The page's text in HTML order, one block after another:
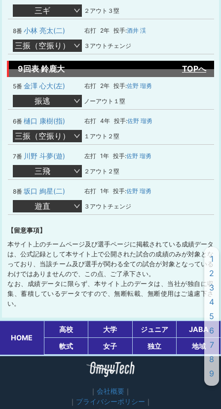
三ギ ２アウト３塁
8番 小林 亮太(二) 右打 2年 投手:酒井 渓
三振（空振り） ３アウトチェンジ
9回表 鈴鹿大 TOPへ
5番 金澤 心大(左) 右打 2年 投手:佐野 瑠勇
振逃 ノーアウト１塁
6番 樋口 康樹(指) 右打 4年 投手:佐野 瑠勇
三振（空振り） １アウト２塁
7番 川野 斗夢(遊) 左打 1年 投手:佐野 瑠勇
三飛 ２アウト２塁
8番 坂口 絢星(二) 右打 1年 投手:佐野 瑠勇
遊直 ３アウトチェンジ
【留意事項】
本サイト上のチームページ及び選手ページに掲載されている成績データ
は、公式記録として本サイト上で公開された試合の成績のみが対象とな
っており、当該チーム及び選手が関わる全ての試合が対象となっている
わけではありませんので、この点、ご了承下さい。
なお、成績データに限らず、本サイト上のデータは、当社が独自に収
集、蓄積しているデータですので、無断転載、無断使用はご遠慮下さ
い。
HOME
高校 大学 ジュニア
JABA
軟式
女子 独立 地域
会社概要
プライバシーポリシー
1
2
3
4
5
6
7
8
9